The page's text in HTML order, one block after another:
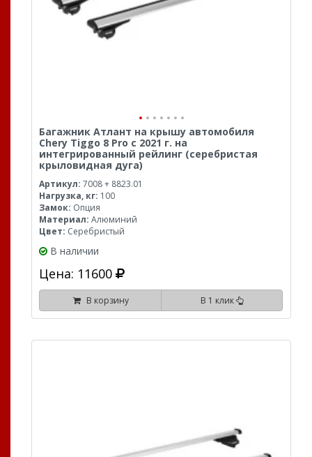
Багажник Атлант на крышу автомобиля
Chery Tiggo 8 Pro с 2021 г. на
интегрированный рейлинг (серебристая
крыловидная дуга)
Артикул: 7008 + 8823.01
Нагрузка, кг: 100
Замок: Опция
Материал: Алюминий
Цвет: Серебристый
В наличии
Цена: 11600
В корзину В 1 клик